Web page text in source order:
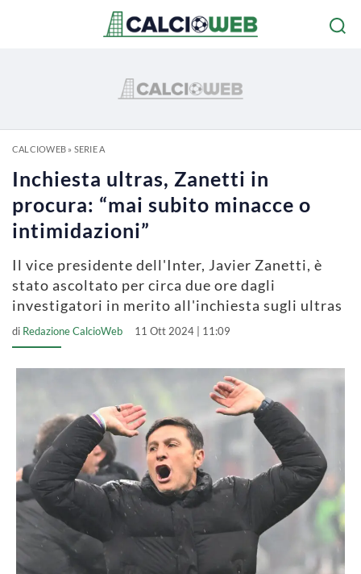
CALCIOWEB» SERIE A
Inchiesta ultras, Zanetti in
procura: “mai subito minacce o
intimidazioni”
Il vice presidente dell'Inter, Javier Zanetti, è
stato ascoltato per circa due ore dagli
investigatori in merito all'inchiesta sugli ultras
di Redazione CalcioWeb 11 Ott 2024 | 11:09